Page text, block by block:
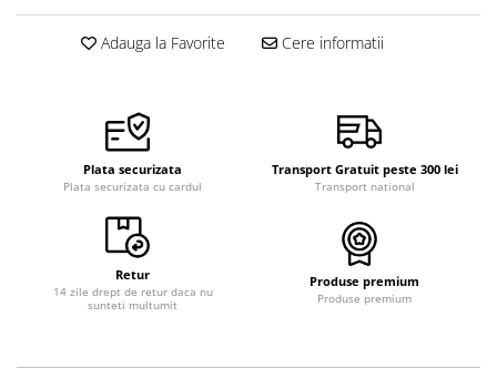
Adauga la Favorite Cere informatii
Plata securizata
Plata securizata cu cardul
Transport Gratuit peste 300 lei
Transport national
Retur
14 zile drept de retur daca nu
sunteti multumit
Produse premium
Produse premium